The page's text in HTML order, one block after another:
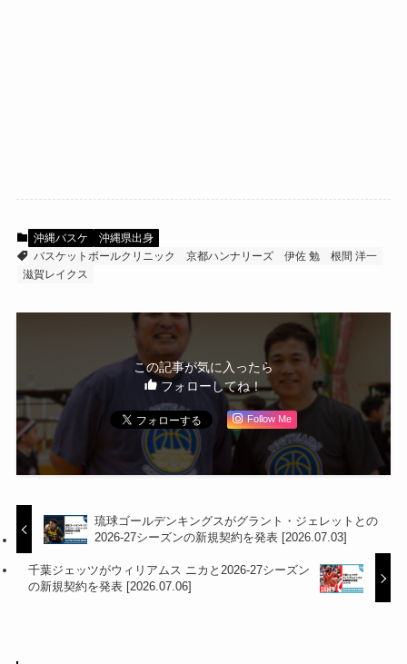
沖縄バスケ
沖縄県出身
バスケットボールクリニック
京都ハンナリーズ 伊佐 勉
根間 洋一
滋賀レイクス
この記事が気に入ったら
フォローしてね！
Follow Me
琉球ゴールデンキングスがグラント・ジェレットとの
2026-27シーズンの新規契約を発表 [2026.07.03]
千葉ジェッツがウィリアムス ニカと2026-27シーズン
の新規契約を発表 [2026.07.06]